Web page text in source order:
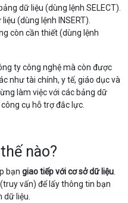
dữ liệu (dùng lệnh SELECT).
(dùng lệnh INSERT).
còn cần thiết (dùng lệnh
ty công nghệ mà còn được
như tài chính, y tế, giáo dục và
làm việc với các bảng dữ
cụ hỗ trợ đắc lực.
nào?
bạn giao tiếp với cơ sở dữ liệu
vấn) để lấy thông tin bạn
liệu.